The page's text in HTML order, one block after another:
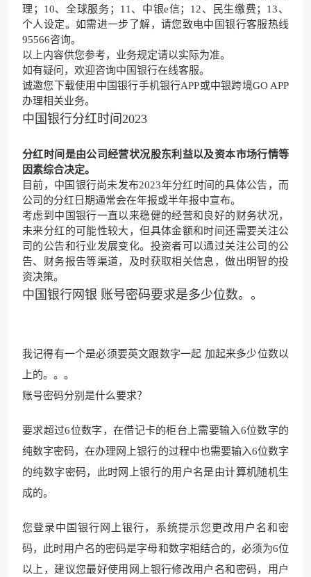
理；10、全球服务；11、中银e信；12、民生缴费；13、
个人设定。如需进一步了解，请您致电中国银行客服热线
95566咨询。
以上内容供您参考，业务规定请以实际为准。
如有疑问，欢迎咨询中国银行在线客服。
诚邀您下载使用 中国银行手机银行APP或中银跨境GO APP
办理相关业务。
中国银行分红时间2023
分红时间是由公司经营状况股东利益以及资本市场行情等
因素综合决定。
目前，中国银行尚未发布2023年分红时间的具体公告，而
公司的分红日期通常会在年报或半年报中宣布。
考虑到中国银行一直以来稳健的经营和良好的财务状况，
未来分红的可能性较大，但具体金额和时间还需要关注公
司的公告和行业发展变化。投资者可以通过关注公司的公
告、财务报告等渠道，及时获取相关信息，做出明智的投
资决策。
中国银行网银 账号密码要求是多少位数。。
我记得有一个是必须要英文跟数字一起 加起来多少位数以
上的。。。
账号密码分别是什么要求？
要求超过6位数字，在借记卡的柜台上需要输入6位数字的
纯数字密码，在办理网上银行的过程中也需要输入6位数字
的纯数字密码，此时网上银行的用户名是由计算机随机生
成的。
您登录中国银行网上银行，系统提示您更改用户名和密
码，此时用户名的密码是字母和数字相结合的，必须为6位
以上，建议您最好使用网上银行修改用户名和密码，用户